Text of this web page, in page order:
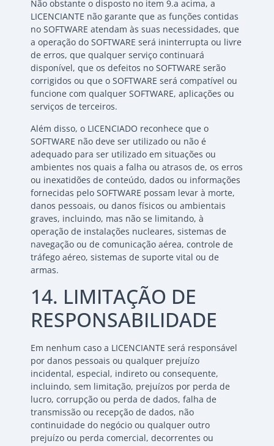
Não obstante o disposto no item 9.a acima, a
LICENCIANTE não garante que as funções contidas
no SOFTWARE atendam às suas necessidades, que
a operação do SOFTWARE será ininterrupta ou livre
de erros, que qualquer serviço continuará
disponível, que os defeitos no SOFTWARE serão
corrigidos ou que o SOFTWARE será compatível ou
funcione com qualquer SOFTWARE, aplicações ou
serviços de terceiros.
Além disso, o LICENCIADO reconhece que o
SOFTWARE não deve ser utilizado ou não é
adequado para ser utilizado em situações ou
ambientes nos quais a falha ou atrasos de, os erros
ou inexatidões de conteúdo, dados ou informações
fornecidas pelo SOFTWARE possam levar à morte,
danos pessoais, ou danos físicos ou ambientais
graves, incluindo, mas não se limitando, à
operação de instalações nucleares, sistemas de
navegação ou de comunicação aérea, controle de
tráfego aéreo, sistemas de suporte vital ou de
armas.
14. LIMITAÇÃO DE
RESPONSABILIDADE
Em nenhum caso a LICENCIANTE será responsável
por danos pessoais ou qualquer prejuízo
incidental, especial, indireto ou consequente,
incluindo, sem limitação, prejuízos por perda de
lucro, corrupção ou perda de dados, falha de
transmissão ou recepção de dados, não
continuidade do negócio ou qualquer outro
prejuízo ou perda comercial, decorrentes ou